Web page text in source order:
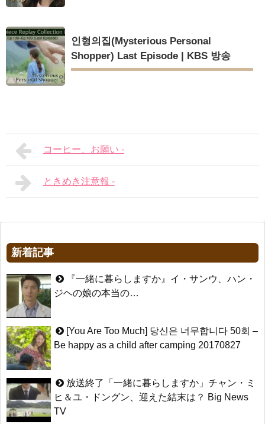
인형의집(Mysterious Personal
Shopper) Last Episode | KBS 방송
コーヒー、お願い -
ときめき注意報 -
新着記事
『一緒に暮らしますか』イ・サンウ、ハン・
ジヘの娘の本当の…
[You Are Too Much] 당신은 너무합니다 50회 –
Be happy as a child after camping 20170827
放送終了「一緒に暮らしますか」チャン・ミ
ヒ＆ユ・ドングン、迎えた結末は？ Big News
TV